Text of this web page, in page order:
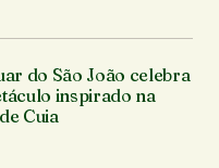
do São João celebra
inspirado na
Cuia